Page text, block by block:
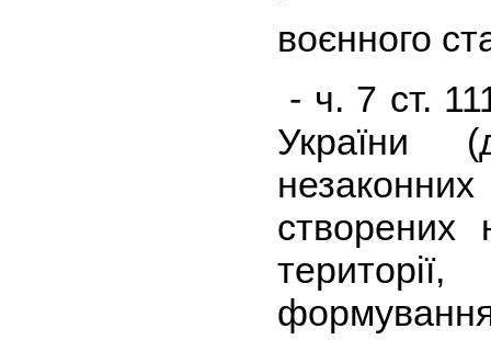
воєнного
- ч. 7 ст.
України
створених